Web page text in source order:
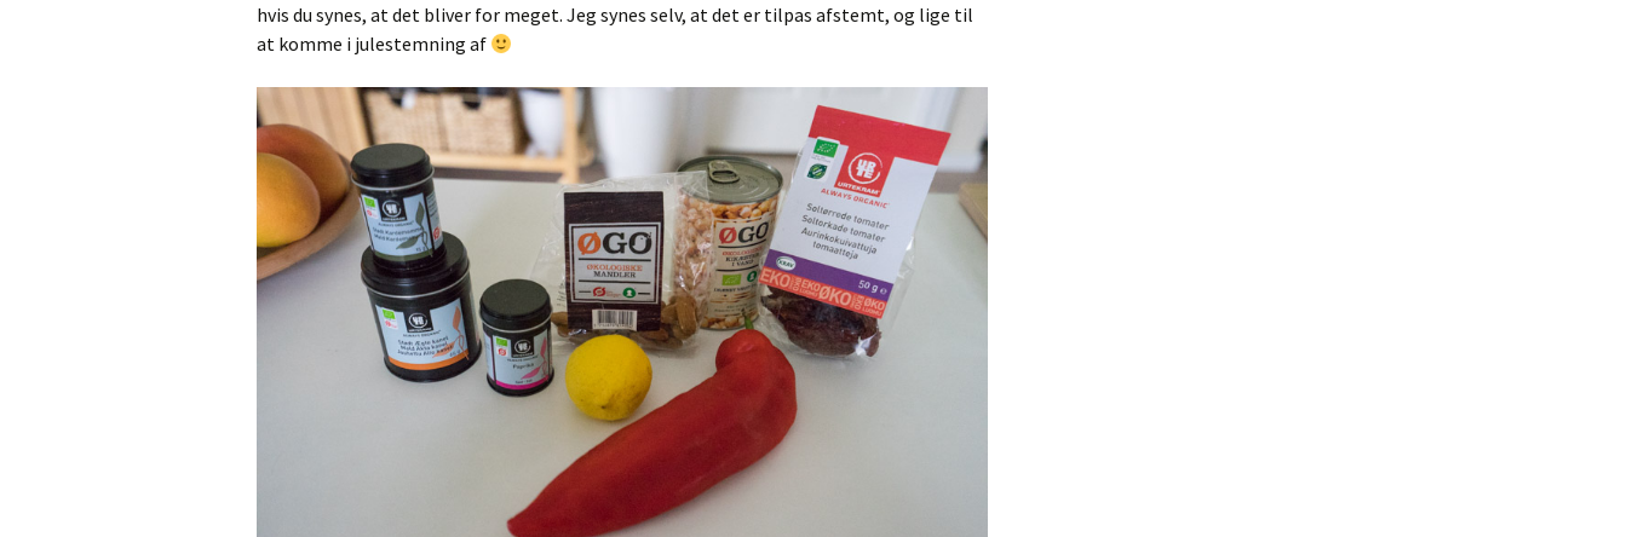
hvis du synes, at det bliver for meget. Jeg synes selv, at det er tilpas afstemt, og lige til
at komme i julestemning af